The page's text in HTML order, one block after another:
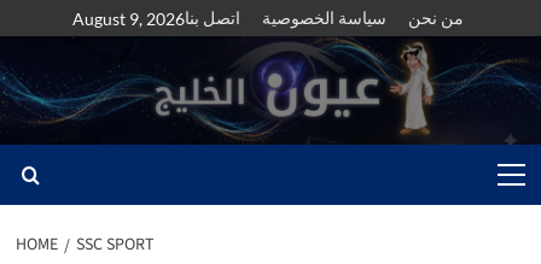
to
content
August 9, 2026اتصل بنا سياسة الخصوصية من نحن
Menu
HOME SSC SPORT